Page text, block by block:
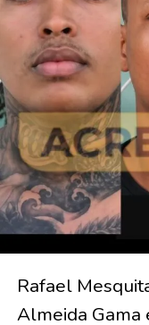
Rafael
Almeida Gama